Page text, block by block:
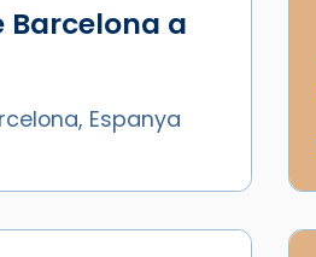
Barcelona a
Espanya